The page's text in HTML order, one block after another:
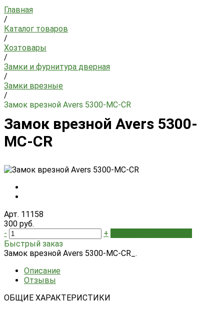
Главная
/
Каталог товаров
/
Хозтовары
/
Замки и фурнитура дверная
/
Замки врезные
/
Замок врезной Avers 5300-MC-CR
Замок врезной Avers 5300-
MC-CR
Арт. 11158
300 руб.
-
+
Быстрый заказ
Замок врезной Avers 5300-MC-CR_.
Описание
Отзывы
ОБЩИЕ ХАРАКТЕРИСТИКИ